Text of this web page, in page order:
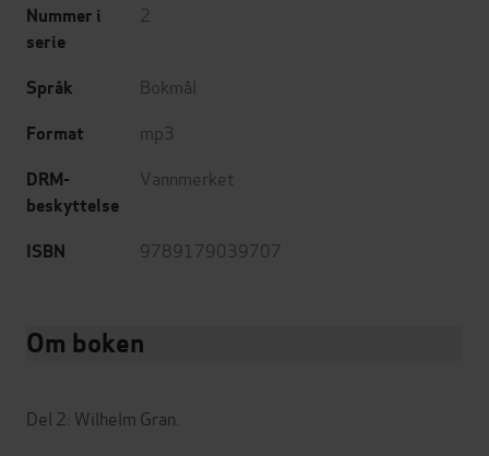
Nummer i
serie
2
Språk Bokmål
Format mp3
DRM-
beskyttelse
Vannmerket
ISBN 9789179039707
Om boken
Del 2: Wilhelm Gran.